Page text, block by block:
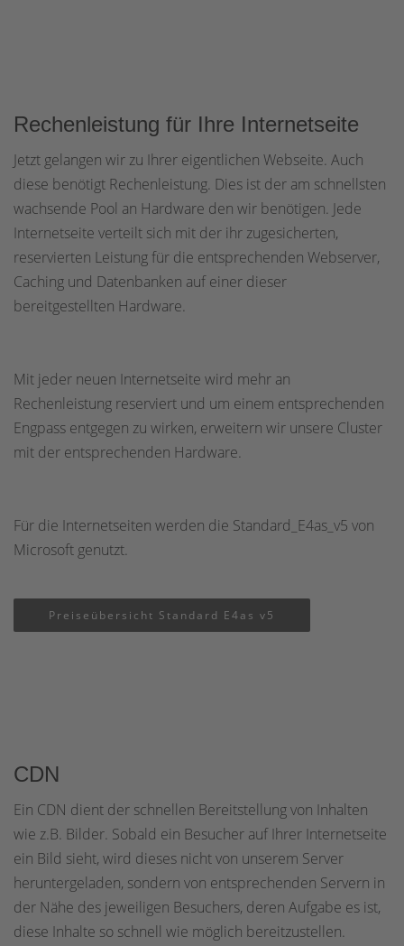
Rechenleistung für Ihre Internetseite
Jetzt gelangen wir zu Ihrer eigentlichen Webseite. Auch
diese benötigt Rechenleistung. Dies ist der am schnellsten
wachsende Pool an Hardware den wir benötigen. Jede
Internetseite verteilt sich mit der ihr zugesicherten,
reservierten Leistung für die entsprechenden Webserver,
Caching und Datenbanken auf einer dieser
bereitgestellten Hardware.
Mit jeder neuen Internetseite wird mehr an
Rechenleistung reserviert und um einem entsprechenden
Engpass entgegen zu wirken, erweitern wir unsere Cluster
mit der entsprechenden Hardware.
Für die Internetseiten werden die Standard_E4as_v5 von
Microsoft genutzt.
Preiseübersicht Standard E4as v5
CDN
Ein CDN dient der schnellen Bereitstellung von Inhalten
wie z.B. Bilder. Sobald ein Besucher auf Ihrer Internetseite
ein Bild sieht, wird dieses nicht von unserem Server
heruntergeladen, sondern von entsprechenden Servern in
der Nähe des jeweiligen Besuchers, deren Aufgabe es ist,
diese Inhalte so schnell wie möglich bereitzustellen.